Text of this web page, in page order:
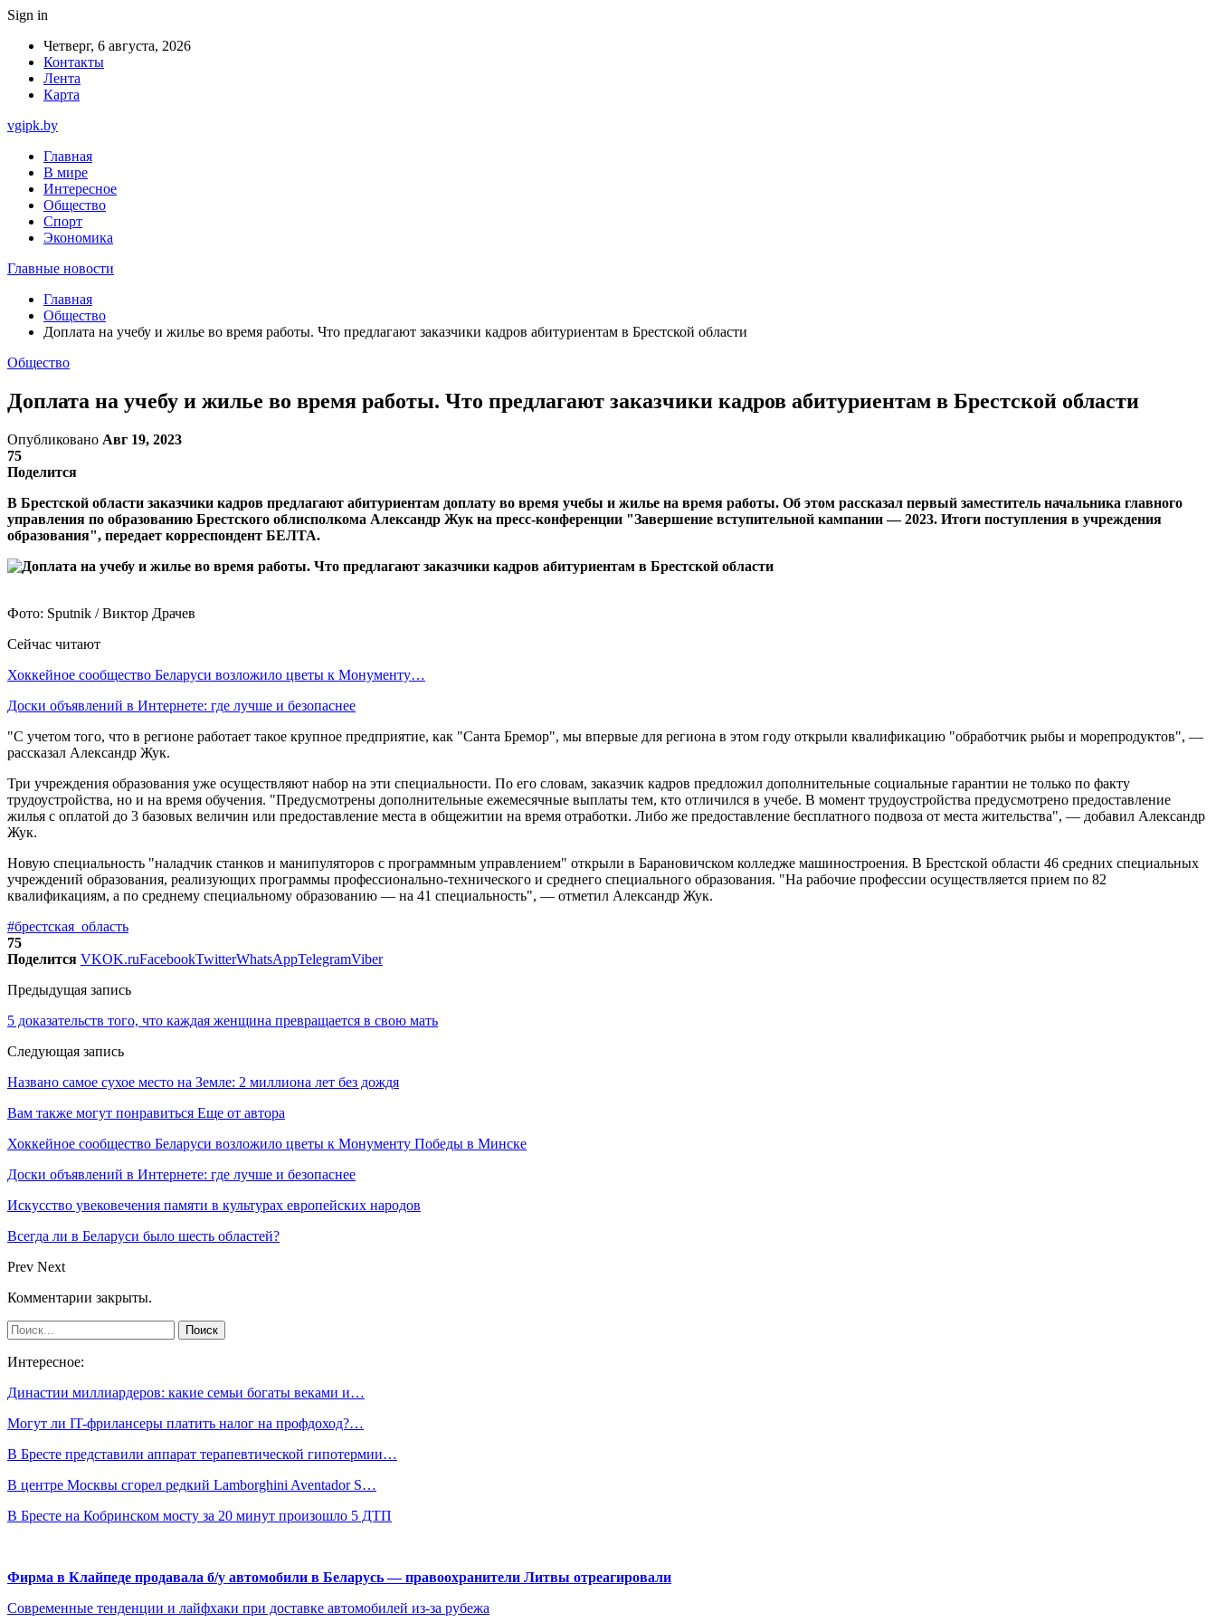
Sign in
Четверг, 6 августа, 2026
Контакты
Лента
Карта
vgipk.by
Главная
В мире
Интересное
Общество
Спорт
Экономика
Главные новости
Главная
Общество
Доплата на учебу и жилье во время работы. Что предлагают заказчики кадров абитуриентам в Брестской области
Общество
Доплата на учебу и жилье во время работы. Что предлагают заказчики кадров абитуриентам в Брестской области
Опубликовано Авг 19, 2023
75
Поделится
В Брестской области заказчики кадров предлагают абитуриентам доплату во время учебы и жилье на время работы. Об этом рассказал первый заместитель начальника главного
управления по образованию Брестского облисполкома Александр Жук на пресс-конференции "Завершение вступительной кампании — 2023. Итоги поступления в учреждения
образования", передает корреспондент БЕЛТА.
Фото: Sputnik / Виктор Драчев
Сейчас читают
Хоккейное сообщество Беларуси возложило цветы к Монументу…
Доски объявлений в Интернете: где лучше и безопаснее
"С учетом того, что в регионе работает такое крупное предприятие, как "Санта Бремор", мы впервые для региона в этом году открыли квалификацию "обработчик рыбы и морепродуктов", —
рассказал Александр Жук.
Три учреждения образования уже осуществляют набор на эти специальности. По его словам, заказчик кадров предложил дополнительные социальные гарантии не только по факту
трудоустройства, но и на время обучения. "Предусмотрены дополнительные ежемесячные выплаты тем, кто отличился в учебе. В момент трудоустройства предусмотрено предоставление
жилья с оплатой до 3 базовых величин или предоставление места в общежитии на время отработки. Либо же предоставление бесплатного подвоза от места жительства", — добавил Александр
Жук.
Новую специальность "наладчик станков и манипуляторов с программным управлением" открыли в Барановичском колледже машиностроения. В Брестской области 46 средних специальных
учреждений образования, реализующих программы профессионально-технического и среднего специального образования. "На рабочие профессии осуществляется прием по 82
квалификациям, а по среднему специальному образованию — на 41 специальность", — отметил Александр Жук.
#брестская_область
75
Поделится VKOK.ruFacebookTwitterWhatsAppTelegramViber
Предыдущая запись
5 доказательств того, что каждая женщина превращается в свою мать
Следующая запись
Названо самое сухое место на Земле: 2 миллиона лет без дождя
Вам также могут понравиться Еще от автора
Хоккейное сообщество Беларуси возложило цветы к Монументу Победы в Минске
Доски объявлений в Интернете: где лучше и безопаснее
Искусство увековечения памяти в культурах европейских народов
Всегда ли в Беларуси было шесть областей?
Prev Next
Комментарии закрыты.
Интересное:
Династии миллиардеров: какие семьи богаты веками и…
Могут ли IT-фрилансеры платить налог на профдоход?…
В Бресте представили аппарат терапевтической гипотермии…
В центре Москвы сгорел редкий Lamborghini Aventador S…
В Бресте на Кобринском мосту за 20 минут произошло 5 ДТП
Фирма в Клайпеде продавала б/у автомобили в Беларусь — правоохранители Литвы отреагировали
Современные тенденции и лайфхаки при доставке автомобилей из-за рубежа